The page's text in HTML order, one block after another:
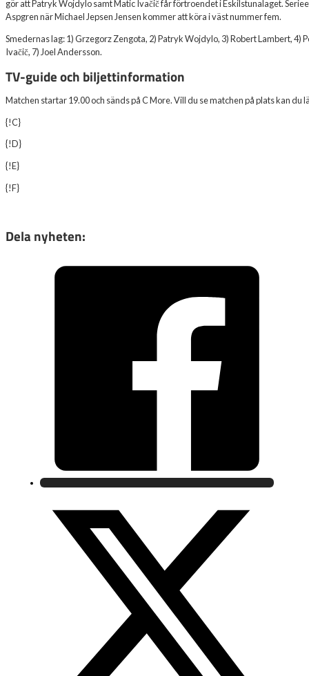
gör att Patryk Wojdylo samt Matic Ivačič får förtroendet i Eskilstunalaget.
Aspgren när Michael Jepsen Jensen kommer att köra i väst nummer fem.
Smedernas lag: 1) Grzegorz Zengota, 2) Patryk Wojdylo, 3) Robert Lambert, 4)
Ivačič, 7) Joel Andersson.
TV-guide och biljettinformation
Matchen startar 19.00 och sänds på C More. Vill du se matchen på plats kan
{!C}
{!D}
{!E}
{!F}
Dela nyheten: